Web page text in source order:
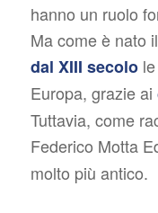
hanno un ruolo
Ma come è nato
dal XIII secolole
Europa, grazie ai
Tuttavia, come
Federico Motta
molto più antico.